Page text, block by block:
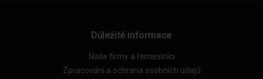
Důležité informace
Naše firmy a řemeslníci
Zpracování a ochrana osobních údajů